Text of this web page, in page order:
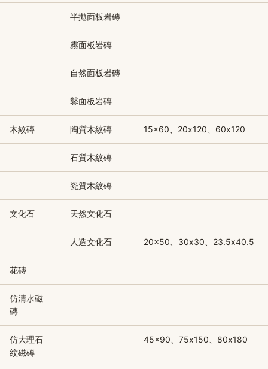
半拋面板岩磚
霧面板岩磚
自然面板岩磚
鑿面板岩磚
木紋磚 陶質木紋磚 15x60、20x120、60x120
石質木紋磚
瓷質木紋磚
文化石 天然文化石
人造文化石 20x50、30x30、23.5x40.5
花磚
仿清水磁
磚
仿大理石
紋磁磚
45x90、75x150、80x180